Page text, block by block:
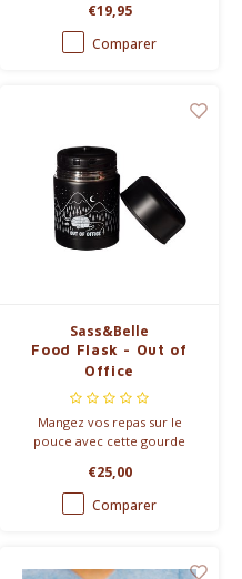
blanc cassé avec une finition
semi-émaillée. Cet
incontournable de la cuisine
€19,95
Comparer
Sass&Belle
Food Flask - Out of
Office
Mangez vos repas sur le
pouce avec cette gourde
aliments chauds et froids.
€25,00
Comparer